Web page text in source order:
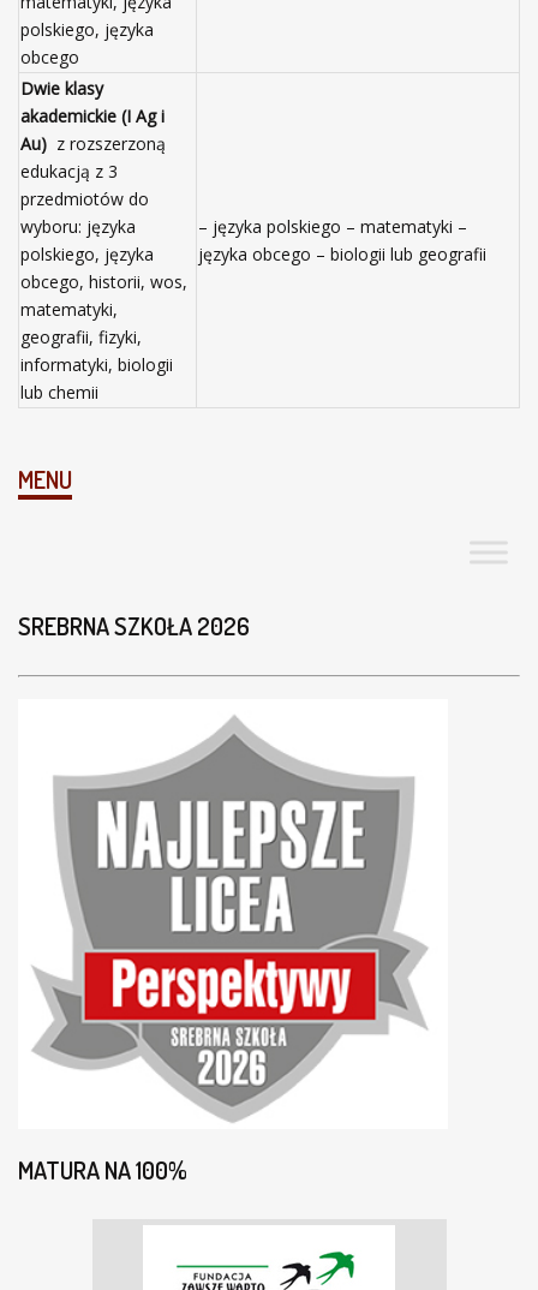
polskiego, języka
obcego
Dwie klasy
akademickie (I Ag i
Au) z rozszerzoną
edukacją z 3
przedmiotów do
wyboru: języka
polskiego, języka
obcego, historii, wos,
matematyki,
geografii, fizyki,
informatyki, biologii
lub chemii
– języka polskiego – matematyki –
języka obcego – biologii lub geografii
MENU
SREBRNA SZKOŁA 2026
MATURA NA 100%